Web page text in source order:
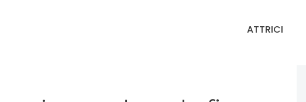
ATTRICI